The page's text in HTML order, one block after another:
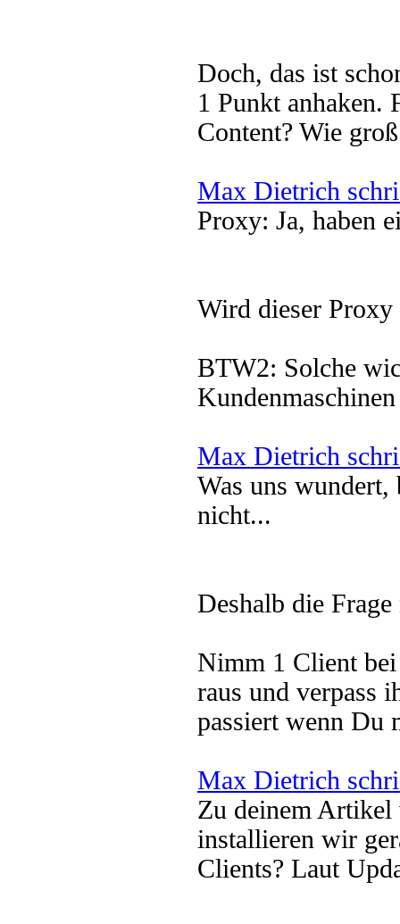
Doch, das ist
1 Punkt anhaken.
Content? Wie
Max Dietrich
Proxy: Ja, haben
Wird dieser Proxy
BTW2: Solche
Max Dietrich
Was uns wundert,
nicht...
Deshalb die
Nimm 1 Client bei
raus und verpass
passiert wenn Du
Max Dietrich
Zu deinem
installieren wir
Clients? Laut